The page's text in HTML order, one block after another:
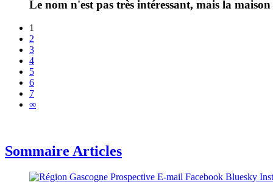
Le nom n'est pas très intéressant, mais la maison
1
2
3
4
5
6
7
∞
Sommaire Articles